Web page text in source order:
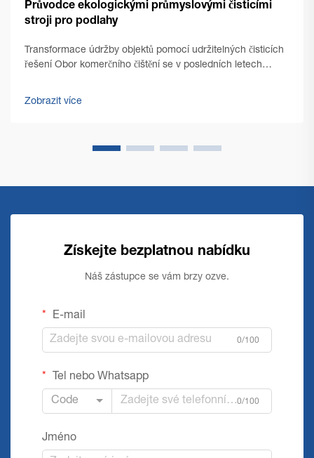
Průvodce ekologickými průmyslovými čisticími
stroji pro podlahy
Transformace údržby objektů pomocí udržitelných čisticích
řešení Obor komerčního čištění se v posledních letech
tématem. Moderní stroje pro čištění podlah...
Zobrazit více
Získejte bezplatnou nabídku
Náš zástupce se vám brzy ozve.
E-mail
0/100
Tel nebo Whatsapp
Code 0/100
Jméno